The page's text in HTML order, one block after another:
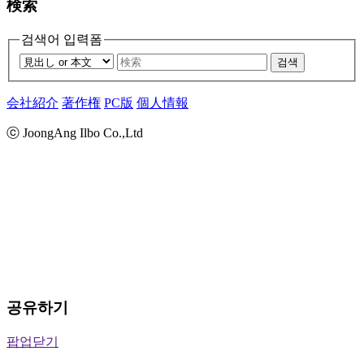
検索
검색어 입력폼
검색
会社紹介 著作権 PC版 個人情報
ⓒ JoongAng Ilbo Co.,Ltd
공유하기
팝업닫기